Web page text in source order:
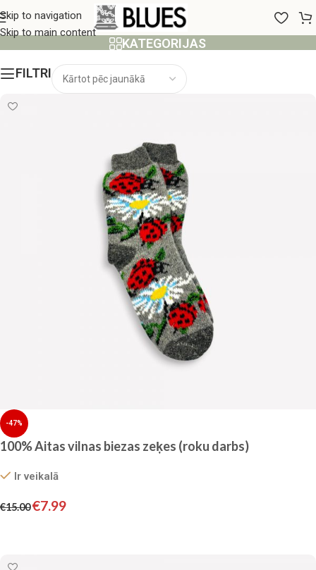
Skip to navigation
Skip to main contentAitas vilna
KATEGORIJAS
FILTRI
-47%
100% Aitas vilnas biezas zeķes (roku darbs)
Ir veikalā
€15.00€7.99